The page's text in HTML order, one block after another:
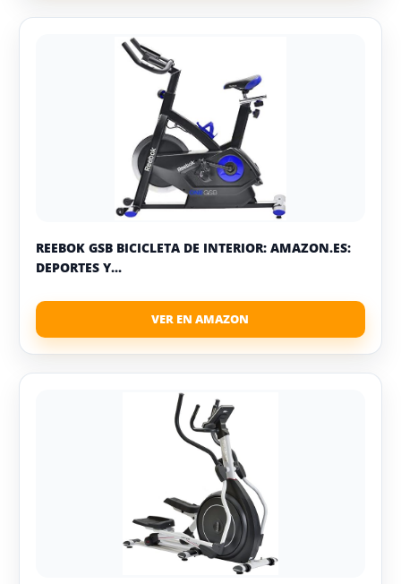
REEBOK GSB BICICLETA DE INTERIOR: AMAZON.ES:
DEPORTES Y...